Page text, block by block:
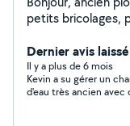
petits bricolages,
Dernier avis
Il y a plus de 6 mois
Kevin a su gérer un
d'eau très ancien